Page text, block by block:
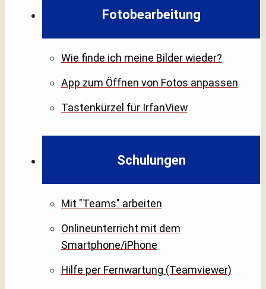
Fotobearbeitung
Wie finde ich meine Bilder wieder?
App zum Öffnen von Fotos anpassen
Tastenkürzel für IrfanView
Schulungen
Mit "Teams" arbeiten
Onlineunterricht mit dem
Smartphone/iPhone
Hilfe per Fernwartung (Teamviewer)